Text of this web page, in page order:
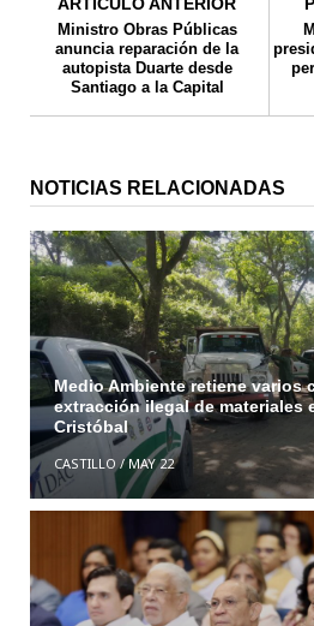
Ministro Obras Públicas
anuncia reparación de la
autopista Duarte desde
Santiago a la Capital
NOTICIAS RELACIONADAS
Medio Ambiente retiene varios
extracción ilegal de materiales
Cristóbal
CASTILLO/MAY 22